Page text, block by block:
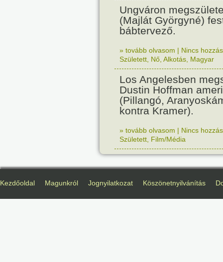
Ungváron
(Majlát Györgyné)
bábtervező.
» tovább olvasom | Nincs
Született Nő Alkotás Magyar
Los Angelesben
Dustin Hoffman
(Pillangó,
kontra Kramer).
» tovább olvasom | Nincs
Született Film/Média
Kezdőoldal Magunkról Jognyilatkozat Köszönetnyilvánítás